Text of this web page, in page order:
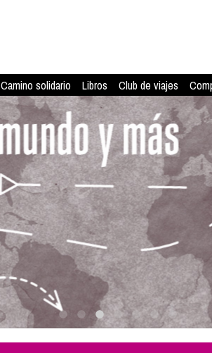
Camino solidario Libros Club de viajes